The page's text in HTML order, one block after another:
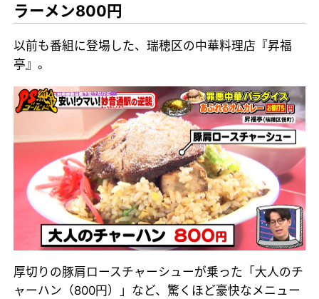
ラーメン800円
以前も番組に登場した、瑞穂区の中華料理店『昇福
亭』。
厚切りの豚肩ロースチャーシューが乗った「大人のチ
ャーハン（800円）」など、驚くほど豪快なメニュー